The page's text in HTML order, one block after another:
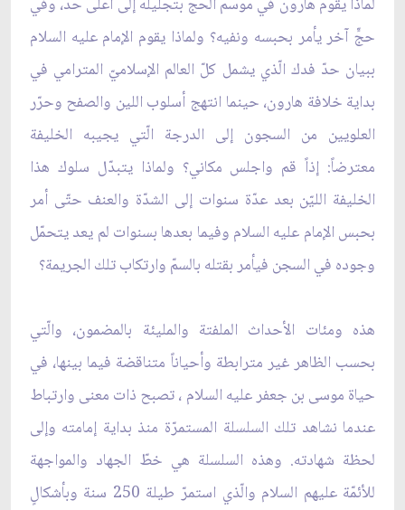
حجٍّ آخر يأمر بحبسه ونفيه؟ ولماذا يقوم الإمام عليه السلام
ببيان حدّ فدك الّذي يشمل كلّ العالم الإسلاميّ المترامي في
بداية خلافة هارون، حينما انتهج أسلوب اللين والصفح وحرّر
العلويين من السجون إلى الدرجة الّتي يجيبه الخليفة
معترضاً: إذاً قم واجلس مكاني؟ ولماذا يتبدّل سلوك هذا
الخليفة الليّن بعد عدّة سنوات إلى الشدّة والعنف حتّى أمر
بحبس الإمام عليه السلام وفيما بعدها بسنوات لم يعد يتحمّل
وجوده في السجن فيأمر بقتله بالسمّ وارتكاب تلك الجريمة؟
هذه ومئات الأحداث الملفتة والمليئة بالمضمون، والّتي
بحسب الظاهر غير مترابطة وأحياناً متناقضة فيما بينها، في
حياة موسى بن جعفر عليه السلام ، تصبح ذات معنى وارتباط
عندما نشاهد تلك السلسلة المستمرّة منذ بداية إمامته وإلى
لحظة شهادته. وهذه السلسلة هي خطّ الجهاد والمواجهة
للأئمّة عليهم السلام والّذي استمرّ طيلة 250 سنة وبأشكالٍ